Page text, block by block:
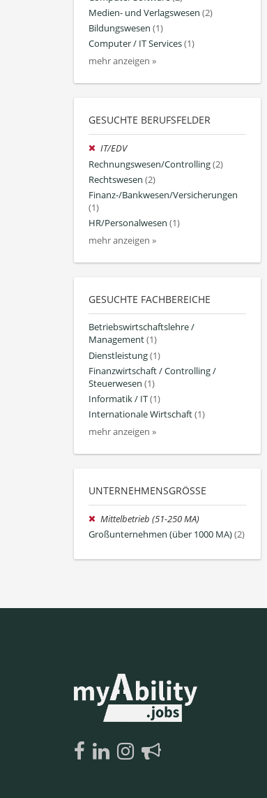
Medien- und Verlagswesen (2)
Bildungswesen (1)
Computer / IT Services(1)
mehr anzeigen »
GESUCHTE BERUFSFELDER
IT/EDV
Rechnungswesen/Controlling(2)
Rechtswesen (2)
Finanz-/Bankwesen/Versicherungen
(1)
HR/Personalwesen (1)
mehr anzeigen »
GESUCHTE FACHBEREICHE
Betriebswirtschaftslehre /
Management(1)
Dienstleistung(1)
Finanzwirtschaft / Controlling /
Steuerwesen (1)
Informatik / IT(1)
Internationale Wirtschaft(1)
mehr anzeigen »
UNTERNEHMENSGRÖSSE
Mittelbetrieb (51-250 MA)
Großunternehmen (über 1000 MA)(2)